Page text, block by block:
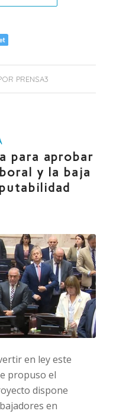
PRENSA3
para aprobar
y la baja
en ley este
propuso el
dispone
en